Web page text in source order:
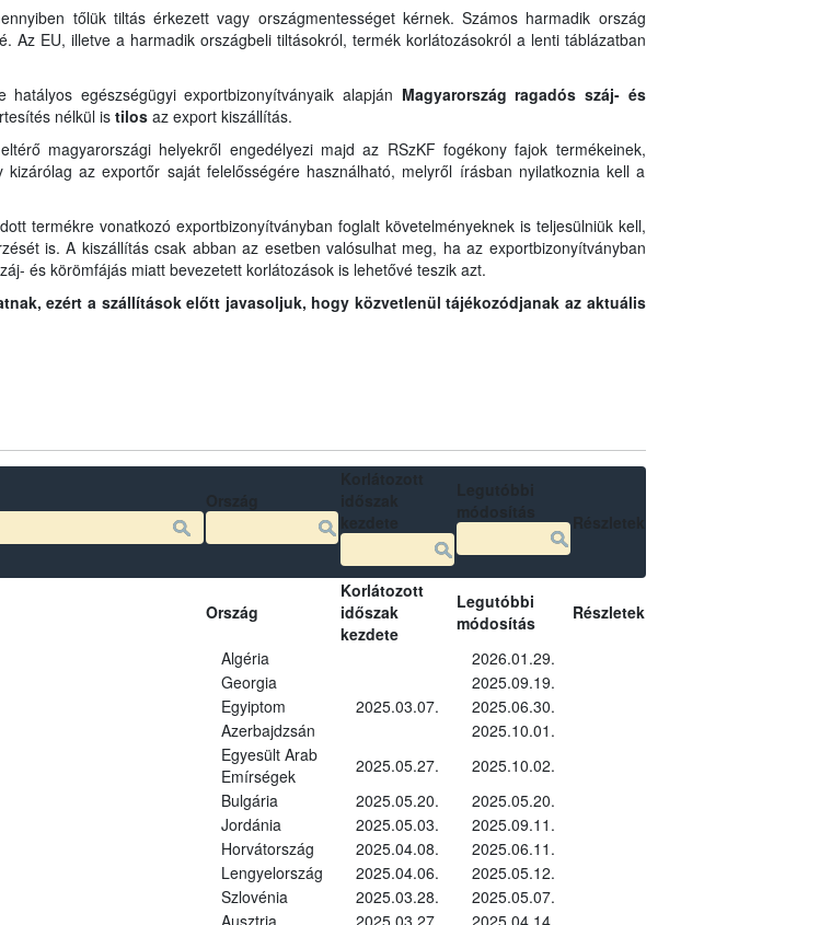
tőlük tiltás érkezett vagy országmentességet kérnek. Számos harmadik ország
Az EU, illetve a harmadik országbeli tiltásokról, termék korlátozásokról a lenti táblázatban
egészségügyi exportbizonyítványaik alapján Magyarország ragadós száj- és
nélkül istilosaz export kiszállítás.
magyarországi helyekről engedélyezi majd az RSzKF fogékony fajok termékeinek,
az exportőr saját felelősségére használható, melyről írásban nyilatkoznia kell a
termékre vonatkozó exportbizonyítványban foglalt követelményeknek is teljesülniük kell,
is. A kiszállítás csak abban az esetben valósulhat meg, ha az exportbizonyítványban
és körömfájás miatt bevezetett korlátozások is lehetővé teszik azt.
ezért a szállítások előtt javasoljuk, hogy közvetlenül tájékozódjanak az aktuális
Ország
Korlátozott
időszak
kezdete
Legutóbbi
módosítás
Részletek
Algéria
2026.01.29.
Georgia
2025.09.19.
Egyiptom 2025.03.07.
2025.06.30.
Azerbajdzsán
2025.10.01.
Egyesült Arab
Emírségek
2025.05.27.
2025.10.02.
Bulgária 2025.05.20.
2025.05.20.
Jordánia 2025.05.03.
2025.09.11.
Horvátország 2025.04.08.
2025.06.11.
Lengyelország 2025.04.06.
2025.05.12.
Szlovénia 2025.03.28.
2025.05.07.
Ausztria 2025.03.27.
2025.04.14.